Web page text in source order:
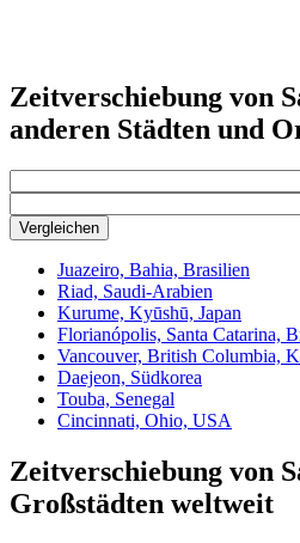
Zeitverschiebung von
anderen Städten und
Vergleichen
Juazeiro, Bahia, Brasilien
Riad, Saudi-Arabien
Kurume, Kyūshū, Japan
Florianópolis, Santa Catarina,
Vancouver, British Columbia,
Daejeon, Südkorea
Touba, Senegal
Cincinnati, Ohio, USA
Zeitverschiebung von
Großstädten weltweit